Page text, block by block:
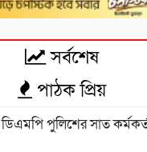
সর্বশেষ
পাঠক প্রিয়
ডিএমপি পুলিশের সাত